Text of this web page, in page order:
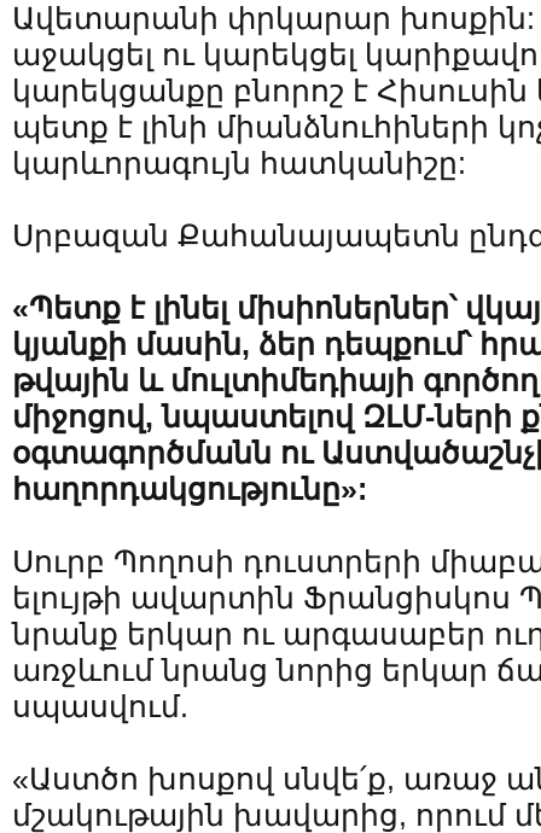
Ավետարանի փրկարար խոսքին:
աջակցել ու կարեկցել
կարեկցանքը բնորոշ է
պետք է լինի միանձնուհիների
կարևորագույն հատկանիշը:
Սրբազան Քահանայապետն
«Պետք է լինել միսիոներներ՝
կյանքի մասին, ձեր դեպքում՝
թվային և մուլտիմեդիայի
միջոցով,նպաստելով ԶԼՄ-ների
օգտագործմանն ու
հաղորդակցությունը»:
Սուրբ Պողոսի դուստրերի
ելույթի ավարտին Ֆրանցիսկոս
նրանք երկար ու արգասաբեր
առջևում նրանց նորից երկար
սպասվում.
«Աստծո խոսքով սնվե՛ք, առաջ
մշակութային խավարից, որում